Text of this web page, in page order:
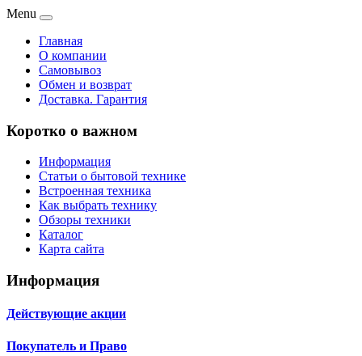
Menu
Главная
О компании
Самовывоз
Обмен и возврат
Доставка. Гарантия
Коротко о важном
Информация
Статьи о бытовой технике
Встроенная техника
Как выбрать технику
Обзоры техники
Каталог
Карта сайта
Информация
Действующие акции
Покупатель и Право